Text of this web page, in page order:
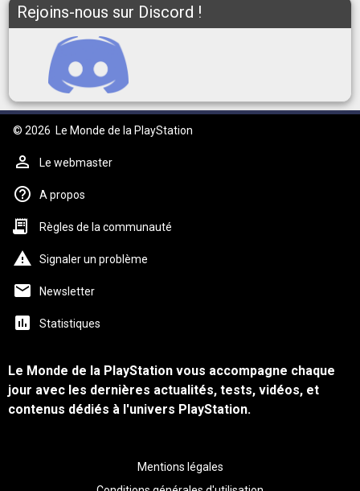
Rejoins-nous sur Discord !
© 2026 Le Monde de la PlayStation
Le webmaster
A propos
Règles de la communauté
Signaler un problème
Newsletter
Statistiques
Le Monde de la PlayStation vous accompagne chaque
jour avec les dernières actualités, tests, vidéos, et
contenus dédiés à l'univers PlayStation.
Mentions légales